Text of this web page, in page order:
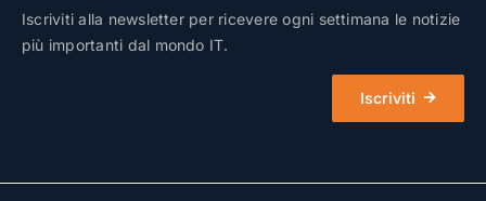
Iscriviti alla newsletter per ricevere ogni settimana le notizie
più importanti dal mondo IT.
Iscriviti